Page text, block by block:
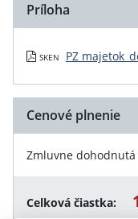
Príloha
SKEN PZ
Cenové plnenie
Zmluvne dohodnutá
Celková čiastka: